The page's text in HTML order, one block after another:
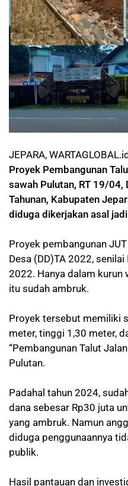
JEPARA,
Proyek Pembangunan
sawah Pulutan, RT 19/04,
Tahunan, Kabupaten
diduga dikerjakan asal
Proyek pembangunan
Desa (DD)TA 2022,
2022. Hanya dalam kurun
itu sudah ambruk.
Proyek tersebut memiliki
meter, tinggi 1,30 meter,
“Pembangunan Talut
Pulutan.
Padahal tahun 2024,
dana sebesar Rp30 juta
yang ambruk. Namun
diduga penggunaannya
publik.
Hasil pantauan dan